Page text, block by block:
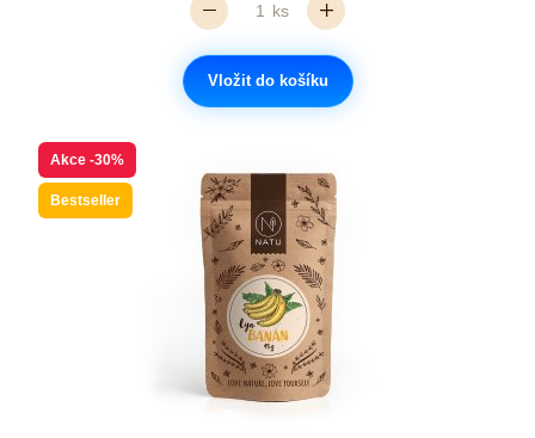
ks
Vložit do košíku
Akce -30%
Bestseller